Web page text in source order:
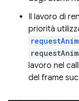
Il lavoro di
priorità
lavoro nel
del frame